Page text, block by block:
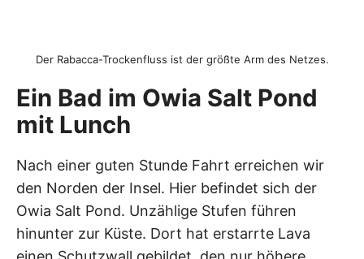
Der Rabacca-Trockenfluss ist der größte Arm des Netzes.
Ein Bad im Owia Salt Pond
mit Lunch
Nach einer guten Stunde Fahrt erreichen wir
den Norden der Insel. Hier befindet sich der
Owia Salt Pond. Unzählige Stufen führen
hinunter zur Küste. Dort hat erstarrte Lava